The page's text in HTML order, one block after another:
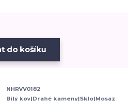
do košíku
NHRVV0182
Bílý kov|Drahé kameny|Sklo|Mosaz